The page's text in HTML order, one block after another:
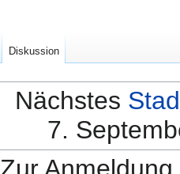
Nächstes
7.
Diskussion